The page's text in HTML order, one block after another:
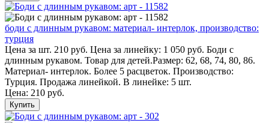
боди с длинным рукавом: материал- интерлок, производство:
турция
Цена за шт. 210 руб. Цена за линейку: 1 050 руб. Боди с
длинным рукавом. Товар для детей.Размер: 62, 68, 74, 80, 86.
Материал- интерлок. Более 5 расцветок. Производство:
Турция. Продажа линейкой. В линейке: 5 шт.
Цена: 210 руб.
Купить